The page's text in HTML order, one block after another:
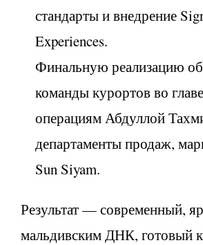
стандарты и внедрение
Experiences.
Финальную реализацию
команды курортов во
операциям Абдуллой
департаменты продаж,
Sun Siyam.
Результат — современный,
мальдивским ДНК, готовый